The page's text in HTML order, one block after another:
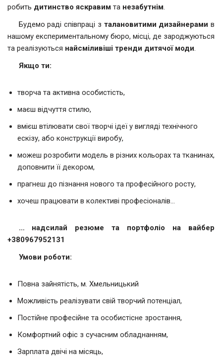
робить дитинство яскравим та незабутнім
Будемо раді співпраці з талановитими дизайнерами в
нашому експериментальному бюро, місці, де зароджуються
та реалізуються найсміливіші тренди дитячої моди.
Якщо ти:
творча та активна особистість,
маєш відчуття стилю,
вмієш втілювати свої творчі ідеї у вигляді технічного
ескізу, або конструкції виробу,
можеш розробити модель в різних кольорах та тканинах,
доповнити її декором,
прагнеш до пізнання нового та професійного росту,
хочеш працювати в колективі професіоналів…
… надсилай резюме та портфоліо на вайбер
+380967952131
Умови роботи:
Повна зайнятість, м. Хмельницький
Можливість реалізувати свій творчий потенціал,
Постійне професійне та особистісне зростання,
Комфортний офіс з сучасним обладнанням,
Зарплата двічі на місяць,